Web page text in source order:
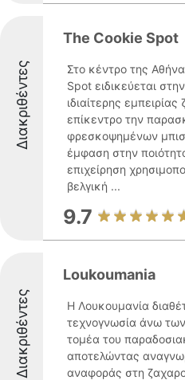
Διακριθέντες
The Cookie Spot
Στο κέντρο της
Spot ειδικεύεται
ιδιαίτερης
επίκεντρο την
φρεσκοψημένων
έμφαση στην
επιχείρηση
βελγική ...
9.7
Διακριθέντες
Loukoumania
Η Λουκουμανία
τεχνογνωσία άνω
τομέα του
αποτελώντας
αναφοράς στη